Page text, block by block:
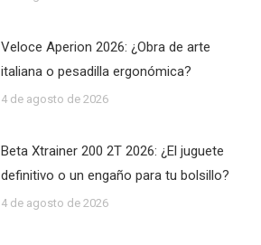
Veloce Aperion 2026: ¿Obra de arte
italiana o pesadilla ergonómica?
4 de agosto de 2026
Beta Xtrainer 200 2T 2026: ¿El juguete
definitivo o un engaño para tu bolsillo?
4 de agosto de 2026